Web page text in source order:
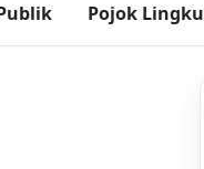
Pojok